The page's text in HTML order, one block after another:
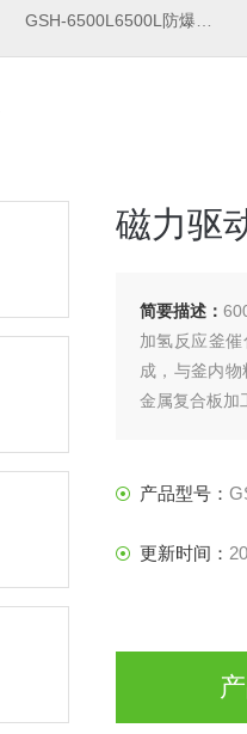
GSH-6500L6500L防爆加氢工业反应釜
磁力驱
简要描述：
加氢反应釜
成，与釜内
金属复合板加
产品型号：
更新时间：